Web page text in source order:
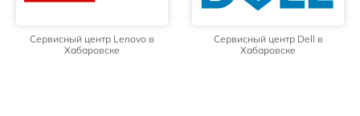
Сервисный центр Lenovo в
Хабаровске
Сервисный центр Dell в
Хабаровске